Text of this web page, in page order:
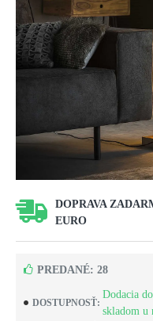
DOPRAVA
EURO
DOSTUPNOSŤ:
Dodacia
skladom u
PREDANÉ: 28